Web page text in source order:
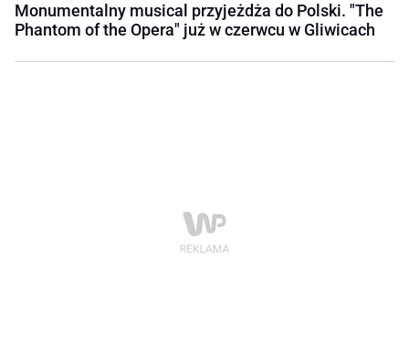
Monumentalny musical przyjeżdża do Polski. "The
Phantom of the Opera" już w czerwcu w Gliwicach